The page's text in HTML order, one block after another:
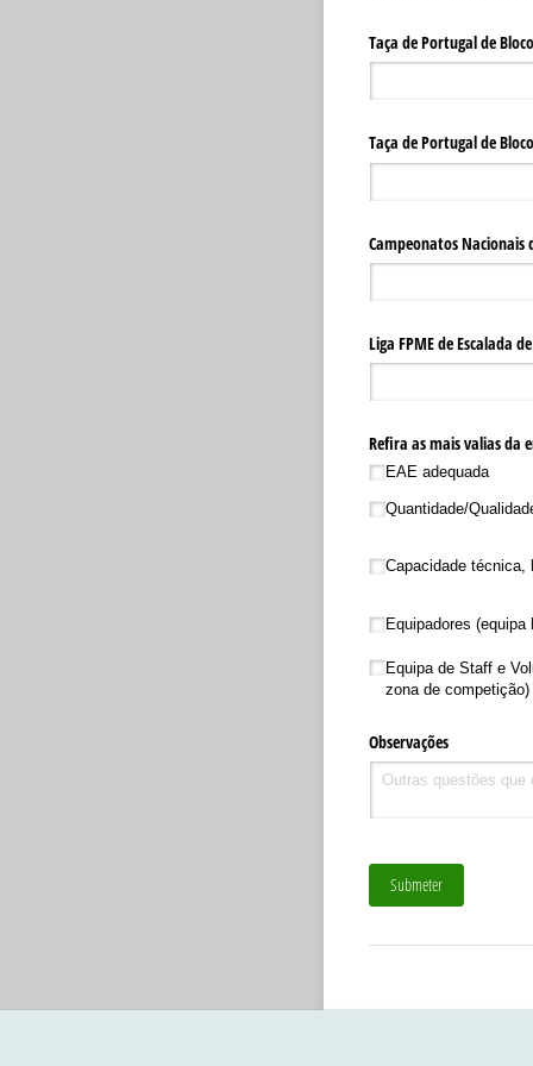
Taça de Portugal de
Taça de Portugal de
Campeonatos Nacionais
Liga FPME de Escalada
Refira as mais valias da
EAE adequada
Quantidade/​
Capacidade técnica,
Equipadores (equipa
Equipa de Staff e
zona de competição)
Observações
Submeter